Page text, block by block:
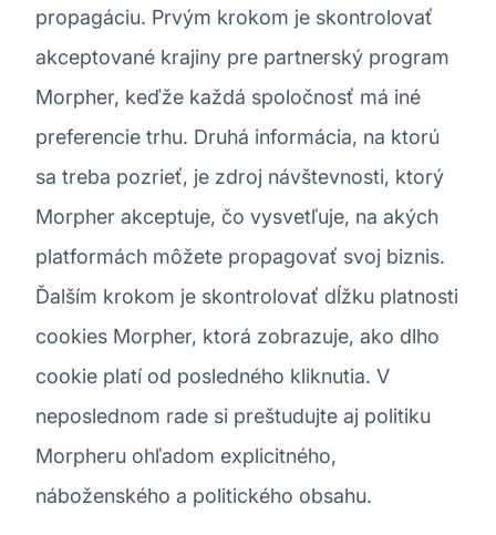
propagáciu. Prvým krokom je skontrolovať
akceptované krajiny pre partnerský program
Morpher, keďže každá spoločnosť má iné
preferencie trhu. Druhá informácia, na ktorú
sa treba pozrieť, je zdroj návštevnosti, ktorý
Morpher akceptuje, čo vysvetľuje, na akých
platformách môžete propagovať svoj biznis.
Ďalším krokom je skontrolovať dĺžku platnosti
cookies Morpher, ktorá zobrazuje, ako dlho
cookie platí od posledného kliknutia. V
neposlednom rade si preštudujte aj politiku
Morpheru ohľadom explicitného,
náboženského a politického obsahu.